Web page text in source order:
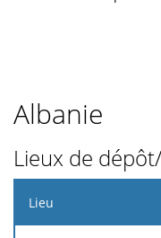
Albanie
Lieux de
Lieu